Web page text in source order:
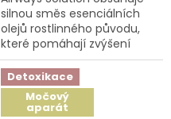
silnou směs esenciálních
olejů rostlinného původu,
které pomáhají zvýšení
průchodnosti dýchacích
cest a udržovaní zdravého
dýchacího aparátu.
Detoxikace
Močový
aparát